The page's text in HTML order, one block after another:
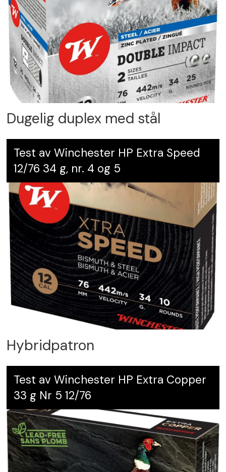
Dugelig duplex med stål
Test av Winchester HP Extra Speed
12/76 34 g, nr. 4 og 5
Hybridpatron
Test av Winchester HP Extra Copper
33 g Nr 5 12/76